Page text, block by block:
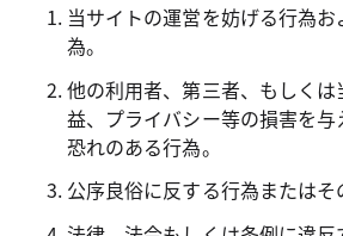
当サイトの運営を妨げる行為
為。
他の利用者、第三者、もしく
益、プライバシー等の損害を
恐れのある行為。
公序良俗に反する行為またはそ